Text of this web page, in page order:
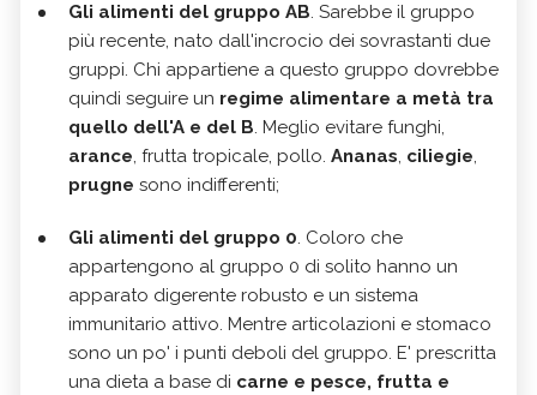
Gli alimenti del gruppo AB. Sarebbe il gruppo
più recente, nato dall'incrocio dei sovrastanti due
gruppi. Chi appartiene a questo gruppo dovrebbe
quindi seguire un regime alimentare a metà tra
quello dell'A e del B. Meglio evitare funghi,
arance, frutta tropicale, pollo. Ananas, ciliegie,
prugne sono indifferenti;
Gli alimenti del gruppo 0. Coloro che
appartengono al gruppo 0 di solito hanno un
apparato digerente robusto e un sistema
immunitario attivo. Mentre articolazioni e stomaco
sono un po' i punti deboli del gruppo. E' prescritta
una dieta a base di carne e pesce, frutta e